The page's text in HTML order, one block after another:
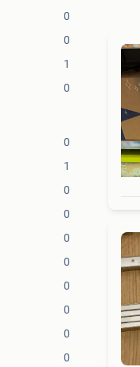
0
0
1
0
0
1
0
0
0
0
0
0
0
0